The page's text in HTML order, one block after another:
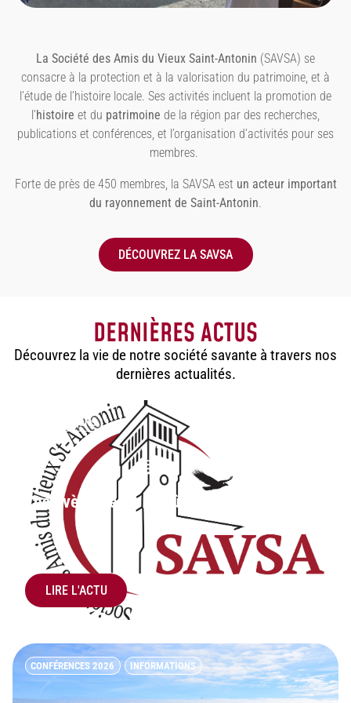
La Société des Amis du Vieux Saint-Antonin (SAVSA) se
consacre à la protection et à la valorisation du patrimoine, et à
l’étude de l’histoire locale. Ses activités incluent la promotion de
l’histoire et du patrimoine de la région par des recherches,
publications et conférences, et l’organisation d’activités pour ses
membres.
Forte de près de 450 membres, la SAVSA est un acteur important
du rayonnement de Saint-Antonin.
DÉCOUVREZ LA SAVSA
DERNIÈRES ACTUS
Découvrez la vie de notre société savante à travers nos
dernières actualités.
INFORMATIONS
Les évènements d’août 2026
LIRE L'ACTU
CONFÉRENCES 2026 INFORMATIONS